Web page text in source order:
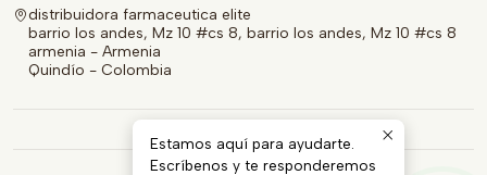
distribuidora farmaceutica elite
barrio los andes, Mz 10 #cs 8, barrio los andes, Mz 10 #cs 8
armenia - Armenia
Quindío - Colombia
Estamos aquí para ayudarte.
Escríbenos y te responderemos